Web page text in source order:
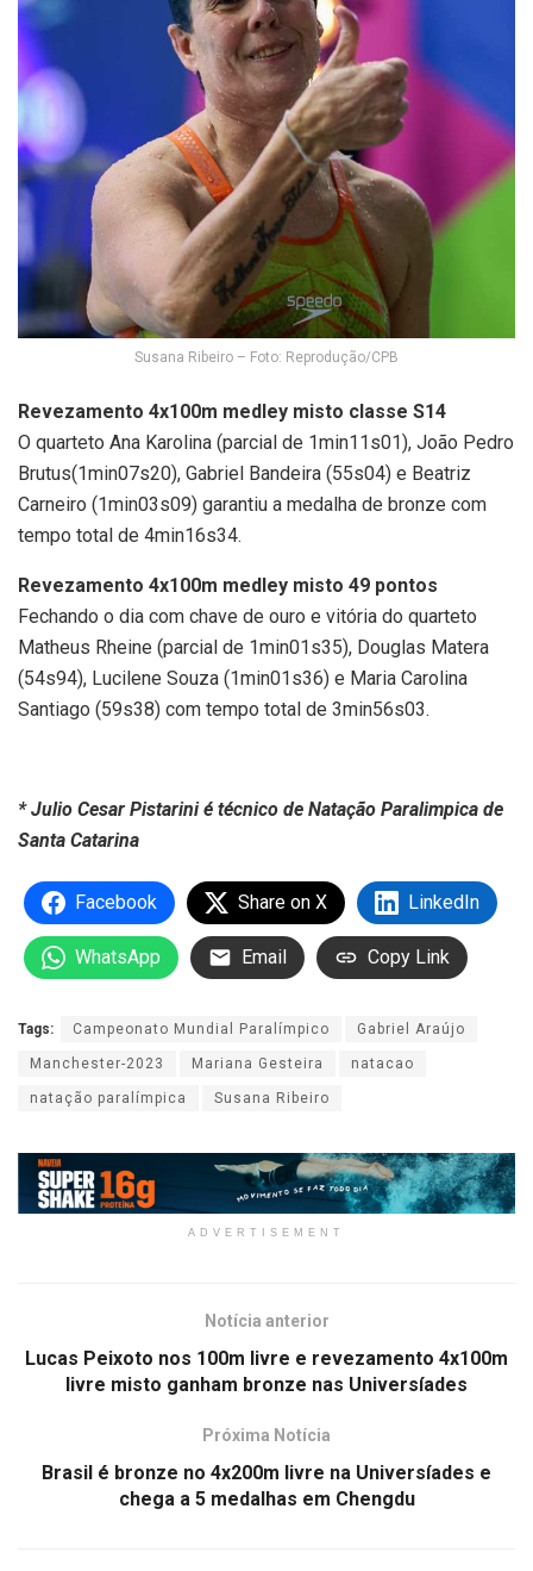
Susana Ribeiro – Foto: Reprodução/CPB
Revezamento 4x100m medley misto classe S14
O quarteto Ana Karolina (parcial de 1min11s01), João Pedro
Brutus(1min07s20), Gabriel Bandeira (55s04) e Beatriz
Carneiro (1min03s09) garantiu a medalha de bronze com
tempo total de 4min16s34.
Revezamento 4x100m medley misto 49 pontos
Fechando o dia com chave de ouro e vitória do quarteto
Matheus Rheine (parcial de 1min01s35), Douglas Matera
(54s94), Lucilene Souza (1min01s36) e Maria Carolina
Santiago (59s38) com tempo total de 3min56s03.
* Julio Cesar Pistarini é técnico de Natação Paralimpica de
Santa Catarina
Facebook Share on X LinkedIn
WhatsApp Email Copy Link
Tags: Campeonato Mundial Paralímpico Gabriel Araújo
Manchester-2023 Mariana Gesteira natacao
natação paralímpica Susana Ribeiro
ADVERTISEMENT
Notícia anterior
Lucas Peixoto nos 100m livre e revezamento 4x100m
livre misto ganham bronze nas Universíades
Próxima Notícia
Brasil é bronze no 4x200m livre na Universíades e
chega a 5 medalhas em Chengdu